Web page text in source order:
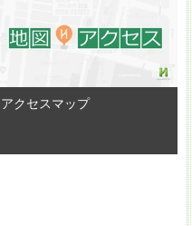
アクセスマップ